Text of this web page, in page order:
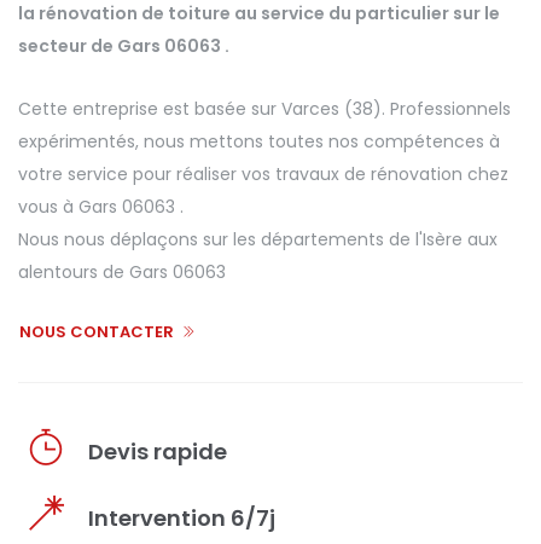
la rénovation de toiture au service du particulier sur le
secteur de Gars 06063 .
Cette entreprise est basée sur Varces (38). Professionnels
expérimentés, nous mettons toutes nos compétences à
votre service pour réaliser vos travaux de rénovation chez
vous à Gars 06063 .
Nous nous déplaçons sur les départements de l'Isère aux
alentours de Gars 06063
NOUS CONTACTER
Devis rapide
Intervention 6/7j